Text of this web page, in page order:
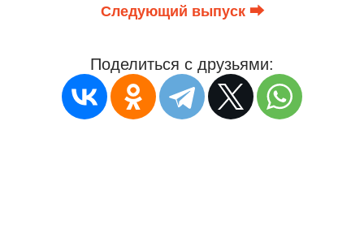
Следующий выпуск ⮕
Поделиться с друзьями: